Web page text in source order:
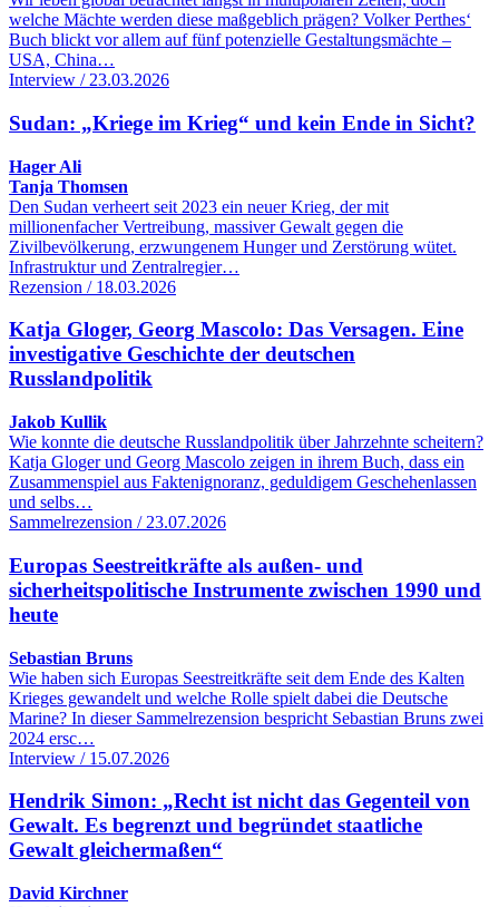
welche Mächte werden diese maßgeblich prägen? Volker Perthes‘
Buch blickt vor allem auf fünf potenzielle Gestaltungsmächte –
USA, China…
Interview / 23.03.2026
Sudan: „Kriege im Krieg“ und kein Ende in Sicht?
Hager Ali
Tanja Thomsen
Den Sudan verheert seit 2023 ein neuer Krieg, der mit
millionenfacher Vertreibung, massiver Gewalt gegen die
Zivilbevölkerung, erzwungenem Hunger und Zerstörung wütet.
Infrastruktur und Zentralregier…
Rezension / 18.03.2026
Katja Gloger, Georg Mascolo: Das Versagen. Eine
investigative Geschichte der deutschen
Russlandpolitik
Jakob Kullik
Wie konnte die deutsche Russlandpolitik über Jahrzehnte scheitern?
Katja Gloger und Georg Mascolo zeigen in ihrem Buch, dass ein
Zusammenspiel aus Faktenignoranz, geduldigem Geschehenlassen
und selbs…
Sammelrezension / 23.07.2026
Europas Seestreitkräfte als außen- und
sicherheitspolitische Instrumente zwischen 1990 und
heute
Sebastian Bruns
Wie haben sich Europas Seestreitkräfte seit dem Ende des Kalten
Krieges gewandelt und welche Rolle spielt dabei die Deutsche
Marine? In dieser Sammelrezension bespricht Sebastian Bruns zwei
2024 ersc…
Interview / 15.07.2026
Hendrik Simon: „Recht ist nicht das Gegenteil von
Gewalt. Es begrenzt und begründet staatliche
Gewalt gleichermaßen“
David Kirchner